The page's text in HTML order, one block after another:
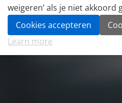
weigeren’ als je niet akkoord
Cookies accepteren
Learn more